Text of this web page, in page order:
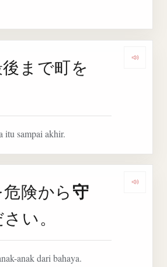
まで町を
itu sampai akhir.
険から守
い。
anak dari bahaya.